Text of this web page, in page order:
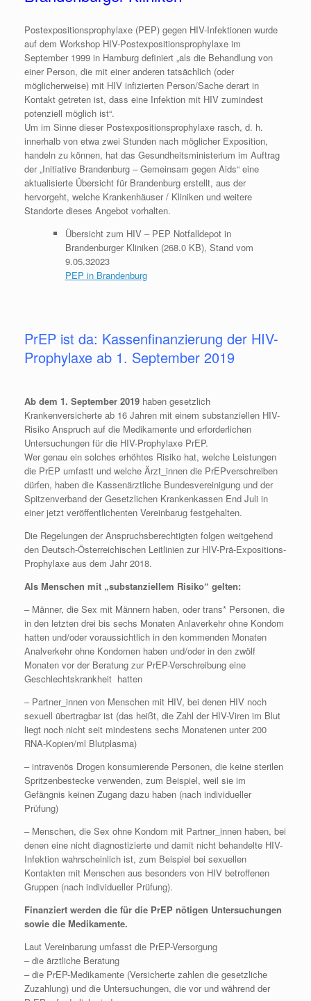
Postexpositionsprophylaxe (PEP) gegen HIV-Infektionen wurde
auf dem Workshop HIV-Postexpositionsprophylaxe im
September 1999 in Hamburg definiert „als die Behandlung von
einer Person, die mit einer anderen tatsächlich (oder
möglicherweise) mit HIV infizierten Person/Sache derart in
Kontakt getreten ist, dass eine Infektion mit HIV zumindest
potenziell möglich ist“.
Um im Sinne dieser Postexpositionsprophylaxe rasch, d. h.
innerhalb von etwa zwei Stunden nach möglicher Exposition,
handeln zu können, hat das Gesundheitsministerium im Auftrag
der „Initiative Brandenburg – Gemeinsam gegen Aids“ eine
aktualisierte Übersicht für Brandenburg erstellt, aus der
hervorgeht, welche Krankenhäuser / Kliniken und weitere
Standorte dieses Angebot vorhalten.
Übersicht zum HIV – PEP Notfalldepot in
Brandenburger Kliniken (268.0 KB), Stand vom
9.05.32023
PEP in Brandenburg
PrEP ist da: Kassenfinanzierung der HIV-
Prophylaxe ab 1. September 2019
Ab dem 1. September 2019 haben gesetzlich
Krankenversicherte ab 16 Jahren mit einem substanziellen HIV-
Risiko Anspruch auf die Medikamente und erforderlichen
Untersuchungen für die HIV-Prophylaxe PrEP.
Wer genau ein solches erhöhtes Risiko hat, welche Leistungen
die PrEP umfastt und welche Ärzt_innen die PrEPverschreiben
dürfen, haben die Kassenärztliche Bundesvereinigung und der
Spitzenverband der Gesetzlichen Krankenkassen End Juli in
einer jetzt veröffentlichenten Vereinbarug festgehalten.
Die Regelungen der Anspruchsberechtigten folgen weitgehend
den Deutsch-Österreichischen Leitlinien zur HIV-Prä-Expositions-
Prophylaxe aus dem Jahr 2018.
Als Menschen mit „substanziellem Risiko“ gelten:
– Männer, die Sex mit Männern haben, oder trans* Personen, die
in den letzten drei bis sechs Monaten Anlaverkehr ohne Kondom
hatten und/oder voraussichtlich in den kommenden Monaten
Analverkehr ohne Kondomen haben und/oder in den zwölf
Monaten vor der Beratung zur PrEP-Verschreibung eine
Geschlechtskrankheit hatten
– Partner_innen von Menschen mit HIV, bei denen HIV noch
sexuell übertragbar ist (das heißt, die Zahl der HIV-Viren im Blut
liegt noch nicht seit mindestens sechs Monatenen unter 200
RNA-Kopien/ml Blutplasma)
– intravenös Drogen konsumierende Personen, die keine sterilen
Spritzenbestecke verwenden, zum Beispiel, weil sie im
Gefängnis keinen Zugang dazu haben (nach individueller
Prüfung)
– Menschen, die Sex ohne Kondom mit Partner_innen haben, bei
denen eine nicht diagnostizierte und damit nicht behandelte HIV-
Infektion wahrscheinlich ist, zum Beispiel bei sexuellen
Kontakten mit Menschen aus besonders von HIV betroffenen
Gruppen (nach individueller Prüfung).
Finanziert werden die für die PrEP nötigen Untersuchungen
sowie die Medikamente.
Laut Vereinbarung umfasst die PrEP-Versorgung
– die ärztliche Beratung
– die PrEP-Medikamente (Versicherte zahlen die gesetzliche
Zuzahlung) und die Untersuchungen, die vor und während der